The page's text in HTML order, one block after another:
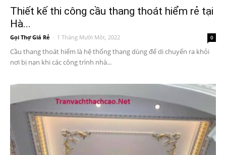
Thiết kế thi công cầu thang thoát hiểm rẻ tại
Hà...
Gọi Thợ Giá Rẻ - 1 Tháng Mười Một, 2022 0
Cầu thang thoát hiểm là hệ thống thang dùng để di chuyển ra khỏi
nơi bị nạn khi các công trình nhà...